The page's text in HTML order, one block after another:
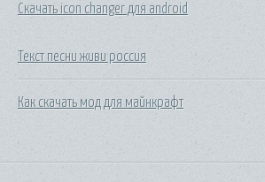
Скачать icon changer для android
Текст песни живи россия
Как скачать мод для майнкрафт